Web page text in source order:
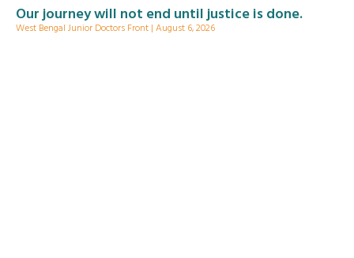
Our journey will not end until justice is done.
West Bengal Junior Doctors Front August 6, 2026